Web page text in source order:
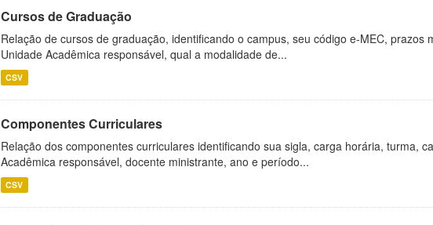
Cursos de Graduação
Relação de cursos de graduação, identificando o campus, seu código e-MEC, prazos
Unidade Acadêmica responsável, qual a modalidade de...
CSV
Componentes Curriculares
Relação dos componentes curriculares identificando sua sigla, carga horária, turma,
Acadêmica responsável, docente ministrante, ano e período...
CSV